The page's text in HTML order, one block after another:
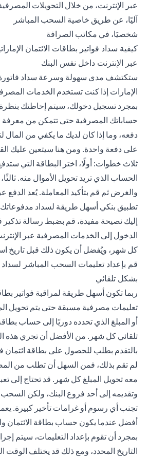
عبر الإنترنت، من خلال التحويلات
آليًا، عن طريق خاصية السحب المباشر
شخصيَا، في مكاتب الصرافة
كيفية سداد فواتير بطاقات الائتمان
عبر الإنترنت داخل نفس البنك
ستكتشف مدى سهولة وسرعة سداد فاتورة
الإمارات إذا كنت تستخدم الخدمات
بمجرد تسجيل دخولك، سيتم إحاطتك
حساباتك المصرفية حتى تتمكن من معرفة
دفعه، وما إذا كان لديك ما يكفي من المال
على دفعة واحدة. ومن هنا سيتعين عليك
ثلاث خطوات: أولًا، اختر البطاقة التي ستدفع
الحساب الذي تريد تحويل الأموال منه. ثالثًا،
والغرض ثم قم بتأكيد المعاملة. يُعد الدفع
تطبيق بنكي أسهل طريقة لسداد
إليك نصيحة مفيدة، قم بضبط رسالة تذكير
الدخول إلى الخدمات المصرفية عبر
كل شهر، ويُفضل أن يكون ذلك قبل تاريخ
قم بإعداد تعليمات السحب المباشر لسداد
بشكل تلقائي
ربما تكون أسهل طريقة لمراقبة فواتير
تعليمات مصرفية مسبقة حتى يتم تحويل
أو المبلغ الذي تحدده دوريًا إلى حساب
تلقائي كل شهر. من الأفضل أن تجري هذه
بالتقدم بطلب للحصول على بطاقة ائتمان
لم تقم بذلك، فمن السهل أن تطلب من
معه تحويل المبلغ كل شهر. قد تحتاج إلى
وتقديمه إلى أحد فروع البنك، ولكن
تجنب أي رسوم أو غرامات تأخير كبيرة.
أفضل عندما يكون حساب بطاقة الائتمان
بمجرد أن تقوم بإعداد التعليمات، سيتم
التاريخ المحدد، ومع ذلك قد يختلف الوقت